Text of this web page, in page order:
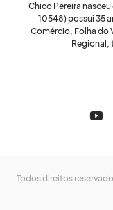
Chico Pereira
10548) possui 35
Comércio, Folha do
Regional,
Todos direitos